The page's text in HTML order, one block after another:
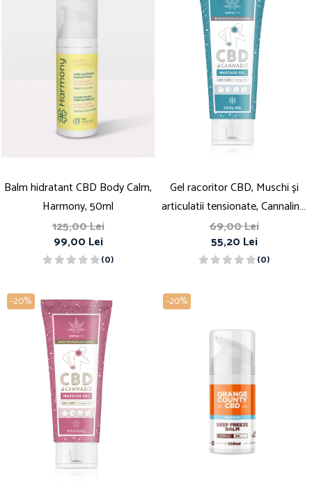
Balm hidratant CBD Body Calm,
Harmony, 50ml
125,00 Lei
99,00 Lei
(0)
Gel racoritor CBD, Muschi și
articulatii tensionate, Cannaline,
200mg
69,00 Lei
55,20 Lei
(0)
-20% -20%